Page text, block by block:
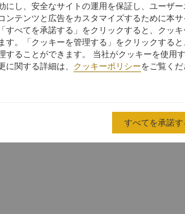
にし、安全なサイトの運用を保証し、ユーザー
ンテンツと広告をカスタマイズするために本サ
すべてを承諾する」をクリックすると、クッ
す。「クッキーを管理する」をクリックする
することができます。 当社がクッキーを使用
関する詳細は、 クッキーポリシーをご覧くだ
すべてを承諾す